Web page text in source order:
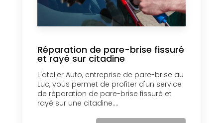
Réparation de pare-brise fissuré
et rayé sur citadine
L'atelier Auto, entreprise de pare-brise au
Luc, vous permet de profiter d'un service
de réparation de pare-brise fissuré et
rayé sur une citadine....